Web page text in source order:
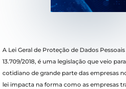
A Lei Geral de Proteção de Dados Pessoais
13.709/2018, é uma legislação que veio
cotidiano de grande parte das empresas
lei impacta na forma como as empresas